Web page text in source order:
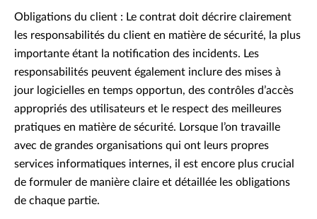
Obligations du client : Le contrat doit décrire clairement
les responsabilités du client en matière de sécurité, la plus
importante étant la notification des incidents. Les
responsabilités peuvent également inclure des mises à
jour logicielles en temps opportun, des contrôles d’accès
appropriés des utilisateurs et le respect des meilleures
pratiques en matière de sécurité. Lorsque l’on travaille
avec de grandes organisations qui ont leurs propres
services informatiques internes, il est encore plus crucial
de formuler de manière claire et détaillée les obligations
de chaque partie.